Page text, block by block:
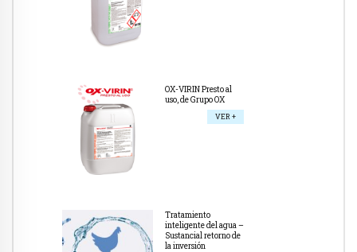
OX-VIRIN Presto al
uso, de Grupo OX
VER +
Tratamiento
inteligente del agua –
Sustancial retorno de
la inversión